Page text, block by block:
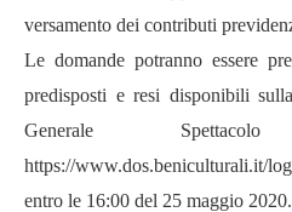
versamento dei contributi
Le domande potranno essere
predisposti e resi disponibili
Generale
https://www.dos.beniculturali.it/
entro le 16:00 del 25 maggio 2020.